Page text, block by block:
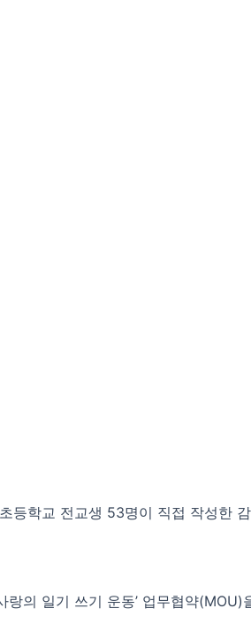
학교 전교생 53명이 직접 작성한
의 일기 쓰기 운동’ 업무협약